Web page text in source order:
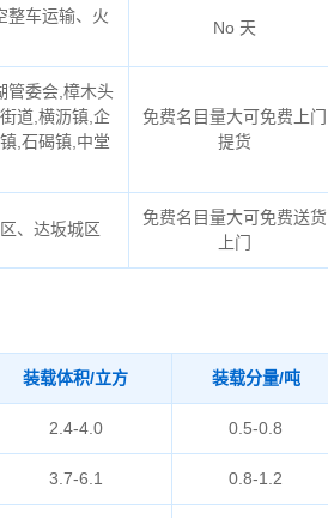
整车运输、火
No 天
管委会,樟木头
道,横沥镇,企
,石碣镇,中堂
免费名目量大可免费上门
提货
、达坂城区
免费名目量大可免费送货
上门
装载体积/立方 装载分量/吨
2.4-4.0 0.5-0.8
3.7-6.1 0.8-1.2